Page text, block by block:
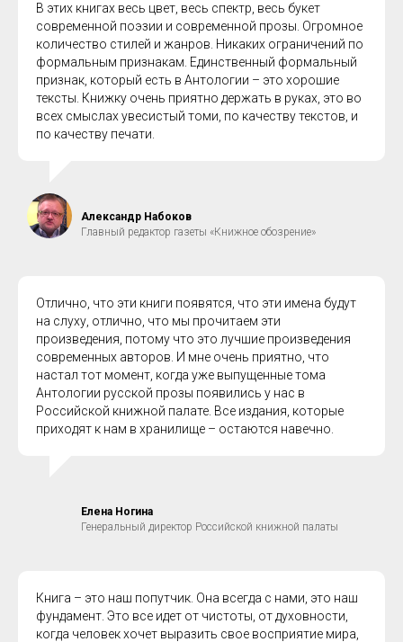
В этих книгах весь цвет, весь спектр, весь букет
современной поэзии и современной прозы. Огромное
количество стилей и жанров. Никаких ограничений по
формальным признакам. Единственный формальный
признак, который есть в Антологии – это хорошие
тексты. Книжку очень приятно держать в руках, это во
всех смыслах увесистый томи, по качеству текстов, и
по качеству печати.
Александр Набоков
Главный редактор газеты «Книжное обозрение»
Отлично, что эти книги появятся, что эти имена будут
на слуху, отлично, что мы прочитаем эти
произведения, потому что это лучшие произведения
современных авторов. И мне очень приятно, что
настал тот момент, когда уже выпущенные тома
Антологии русской прозы появились у нас в
Российской книжной палате. Все издания, которые
приходят к нам в хранилище – остаются навечно.
Елена Ногина
Генеральный директор Российской книжной палаты
Книга – это наш попутчик. Она всегда с нами, это наш
фундамент. Это все идет от чистоты, от духовности,
когда человек хочет выразить свое восприятие мира,